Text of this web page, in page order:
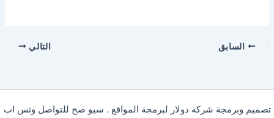
السابق التالي
تصميم وبرمجة شركة دولار لبرمجة المواقع . سيو صح للتواصل وتس اب